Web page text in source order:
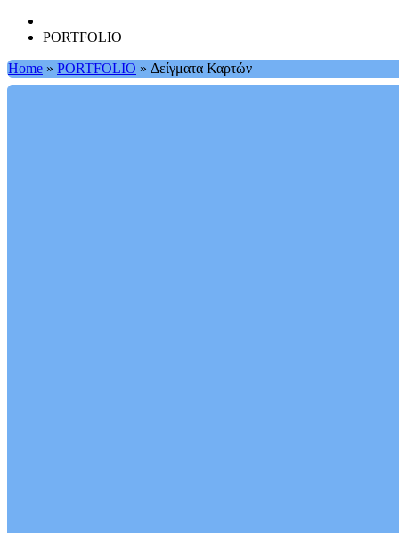
PORTFOLIO
Home » PORTFOLIO » Δείγματα Καρτών